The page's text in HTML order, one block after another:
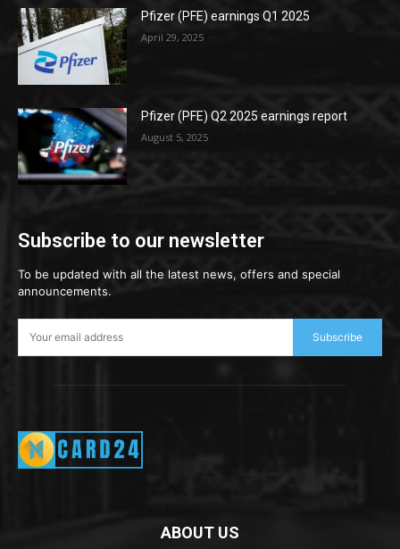
Pfizer (PFE) earnings Q1 2025
April 29, 2025
Pfizer (PFE) Q2 2025 earnings report
August 5, 2025
Subscribe to our newsletter
To be updated with all the latest news, offers and special
announcements.
Subscribe
ABOUT US